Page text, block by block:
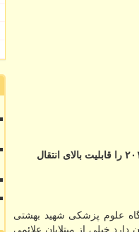
به گزارش مستر لمون رئیس مركز مدیریت بیماری های واگیر وزارت بهداشت، مهم ترین خصوصیت كرونا ویروس ۲۰۱۹ را قابلیت بالای انتقال
گویا، در «سمپوزیوم كرونا ویروس جدید ۲۰۱۹» كه در دانشگاه علوم پزشكی شهید بهشتی
خیلی از مبتلایان علائمی